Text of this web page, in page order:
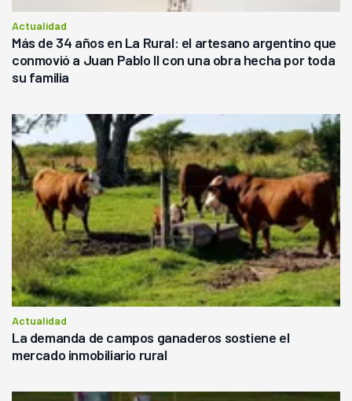
Actualidad
Más de 34 años en La Rural: el artesano argentino que
conmovió a Juan Pablo II con una obra hecha por toda
su familia
Actualidad
La demanda de campos ganaderos sostiene el
mercado inmobiliario rural